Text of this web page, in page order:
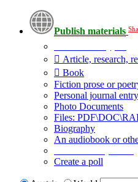
Publish materials
Article, research,
Book
Fiction prose or
Personal journal entry
Photo Documents
Files:
Biography
An audiobook or
Create a poll